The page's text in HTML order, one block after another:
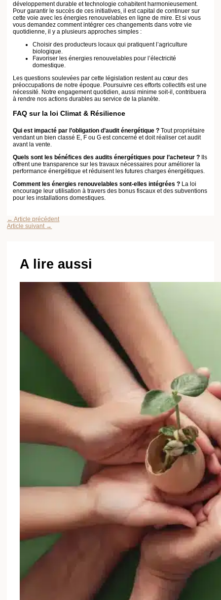
encourage leur utilisation à travers des bonus fiscaux et des subventions
pour les installations domestiques.
Article précédent Article suivant
A lire aussi
écoresponsable sans tout bouleverser ?
Les 5 erreurs courantes à éviter dans votre
démarche zéro déchet